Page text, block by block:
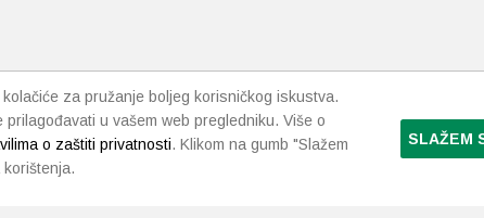
za pružanje boljeg korisničkog iskustva.
prilagođavati u vašem web pregledniku. Više o
o zaštiti privatnosti. Klikom na gumb "Slažem
SLAŽEM